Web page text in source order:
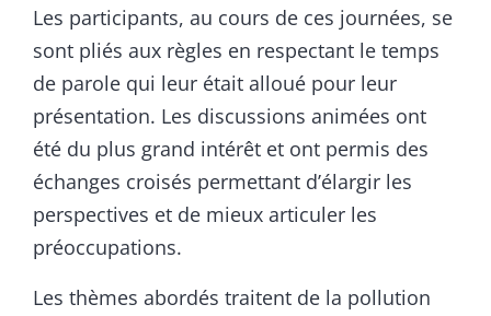
Les participants, au cours de ces journées, se
sont pliés aux règles en respectant le temps
de parole qui leur était alloué pour leur
présentation. Les discussions animées ont
été du plus grand intérêt et ont permis des
échanges croisés permettant d’élargir les
perspectives et de mieux articuler les
préoccupations.
Les thèmes abordés traitent de la pollution